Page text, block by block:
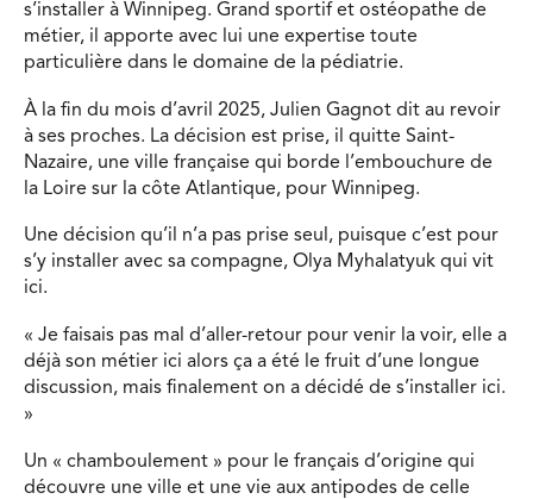
s’installer à Winnipeg. Grand sportif et ostéopathe de
métier, il apporte avec lui une expertise toute
particulière dans le domaine de la pédiatrie.
À la fin du mois d’avril 2025, Julien Gagnot dit au revoir
à ses proches. La décision est prise, il quitte Saint-
Nazaire, une ville française qui borde l’embouchure de
la Loire sur la côte Atlantique, pour Winnipeg.
Une décision qu’il n’a pas prise seul, puisque c’est pour
s’y installer avec sa compagne, Olya Myhalatyuk qui vit
ici.
« Je faisais pas mal d’aller-retour pour venir la voir, elle a
déjà son métier ici alors ça a été le fruit d’une longue
discussion, mais finalement on a décidé de s’installer ici.
»
Un « chamboulement » pour le français d’origine qui
découvre une ville et une vie aux antipodes de celle